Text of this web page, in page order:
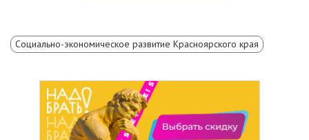
Социально-экономическое развитие Красноярского края